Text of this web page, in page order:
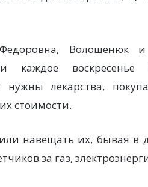
Волошенюк
каждое
нужны лекарства,
стоимости.
навещать их, бывая в
за газ,